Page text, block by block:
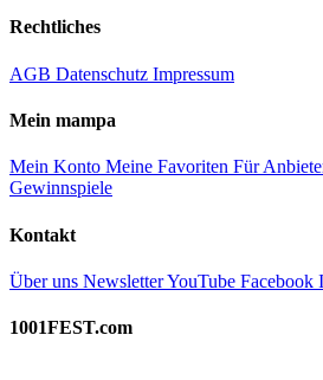
Rechtliches
AGB Datenschutz Impressum
Mein mampa
Mein Konto Meine Favoriten Für
Gewinnspiele
Kontakt
Über uns NewsletterYouTube Facebook
1001FEST.com